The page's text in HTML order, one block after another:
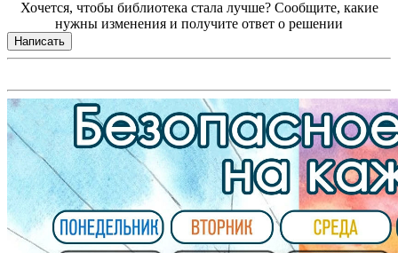
Хочется, чтобы библиотека стала лучше? Сообщите, какие
нужны изменения и получите ответ о решении
Написать